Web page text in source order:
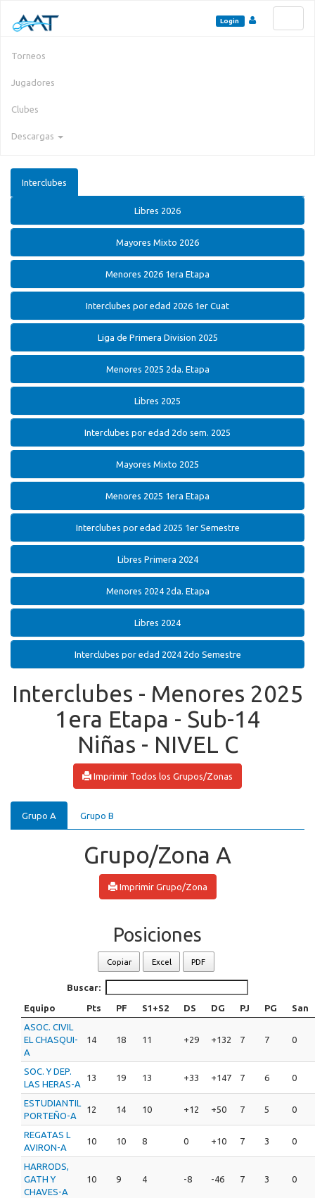
Torneos
Jugadores
Clubes
Descargas
Login
Interclubes
Libres 2026
Mayores Mixto 2026
Menores 2026 1era Etapa
Interclubes por edad 2026 1er Cuat
Liga de Primera Division 2025
Menores 2025 2da. Etapa
Libres 2025
Interclubes por edad 2do sem. 2025
Mayores Mixto 2025
Menores 2025 1era Etapa
Interclubes por edad 2025 1er Semestre
Libres Primera 2024
Menores 2024 2da. Etapa
Libres 2024
Interclubes por edad 2024 2do Semestre
Interclubes - Menores 2025
1era Etapa - Sub-14
Niñas - NIVEL C
Imprimir Todos los Grupos/Zonas
Grupo A Grupo B
Grupo/Zona A
Imprimir Grupo/Zona
Posiciones
Copiar Excel PDF
Buscar:
Equipo Pts PF S1+S2 DS DG PJ PG
San
ASOC. CIVIL
EL CHASQUI-
A
14 18 11 +29 +132 7 7 0
SOC. Y DEP.
LAS HERAS-A
13 19 13 +33 +147 7 6 0
ESTUDIANTIL
PORTEÑO-A
12 14 10 +12 +50 7 5 0
REGATAS L
AVIRON-A
10 10 8 0 +10 7 3 0
HARRODS,
GATH Y
CHAVES-A
10 9 4 -8 -46 7 3 0